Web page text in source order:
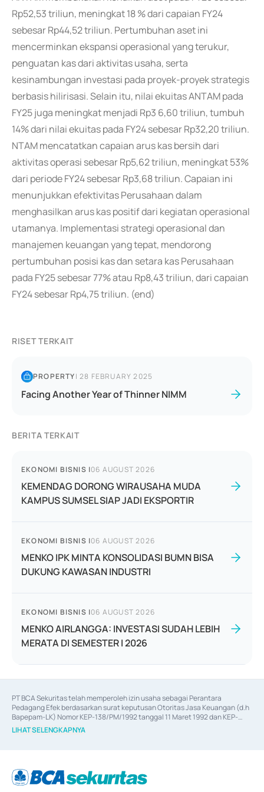
Rp52,53 triliun, meningkat 18 % dari capaian FY24
sebesar Rp44,52 triliun. Pertumbuhan aset ini
mencerminkan ekspansi operasional yang terukur,
penguatan kas dari aktivitas usaha, serta
kesinambungan investasi pada proyek-proyek strategis
berbasis hilirisasi. Selain itu, nilai ekuitas ANTAM pada
FY25 juga meningkat menjadi Rp3 6,60 triliun, tumbuh
14% dari nilai ekuitas pada FY24 sebesar Rp32,20 triliun.
NTAM mencatatkan capaian arus kas bersih dari
aktivitas operasi sebesar Rp5,62 triliun, meningkat 53%
dari periode FY24 sebesar Rp3,68 triliun. Capaian ini
menunjukkan efektivitas Perusahaan dalam
menghasilkan arus kas positif dari kegiatan operasional
utamanya. Implementasi strategi operasional dan
manajemen keuangan yang tepat, mendorong
pertumbuhan posisi kas dan setara kas Perusahaan
pada FY25 sebesar 77% atau Rp8,43 triliun, dari capaian
FY24 sebesar Rp4,75 triliun. (end)
RISET TERKAIT
PROPERTY|28 FEBRUARY 2025
Facing Another Year of Thinner NIMM
BERITA TERKAIT
EKONOMI BISNIS |06 AUGUST 2026
KEMENDAG DORONG WIRAUSAHA MUDA
KAMPUS SUMSEL SIAP JADI EKSPORTIR
EKONOMI BISNIS |06 AUGUST 2026
MENKO IPK MINTA KONSOLIDASI BUMN BISA
DUKUNG KAWASAN INDUSTRI
EKONOMI BISNIS |06 AUGUST 2026
MENKO AIRLANGGA: INVESTASI SUDAH LEBIH
MERATA DI SEMESTER I 2026
PT BCA Sekuritas telah memperoleh izin usaha sebagai Perantara
Pedagang Efek berdasarkan surat keputusan Otoritas Jasa Keuangan (d.h
Bapepam-LK) Nomor KEP-138/PM/1992 tanggal 11 Maret 1992 dan KEP-
06/D.04/2014 tanggal 28 Februari 2014, izin usaha sebagai Penjamin Emisi
Efek berdasarkan surat keputusan Otoritas Jasa Keuangan Nomor KEP-
berdasarkan surat keputusan Otoritas Jasa Keuangan Nomor S-
67/PM.21/2017 tanggal 3 Februari 2017, dan beberapa izin usaha lainnya
LIHAT SELENGKAPNYA